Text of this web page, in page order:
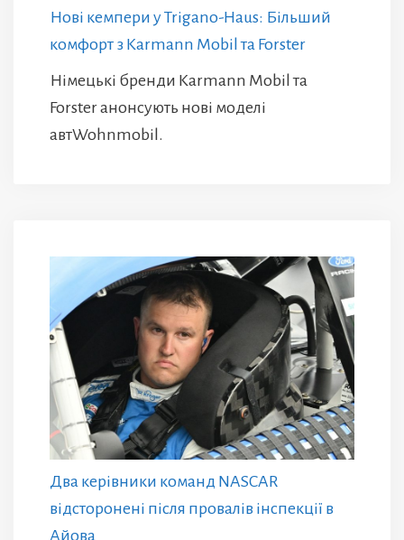
Нові кемпери у Trigano-Haus: Більший
комфорт з Karmann Mobil та Forster
Німецькі бренди Karmann Mobil та
Forster анонсують нові моделі
автWohnmobil.
Два керівники команд NASCAR
відсторонені після провалів інспекції в
Айова